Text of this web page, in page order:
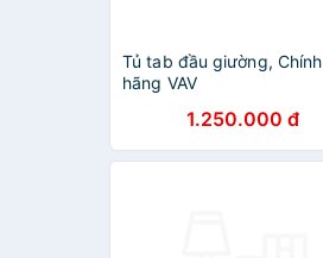
Tủ tab đầu giường, Chính
hãng VAV
1.250.000 đ